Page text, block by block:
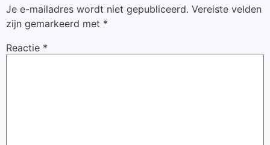
Je e-mailadres wordt niet gepubliceerd. Vereiste velden
zijn gemarkeerd met *
Reactie *